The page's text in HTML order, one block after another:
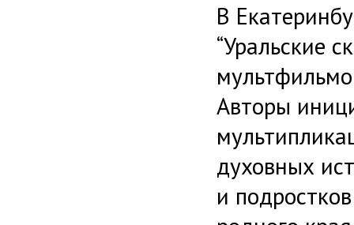
В
“Уральские
Авторы
духовных
и